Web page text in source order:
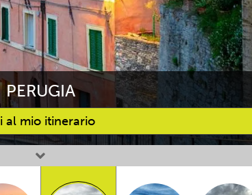
PERUGIA
al mio itinerario